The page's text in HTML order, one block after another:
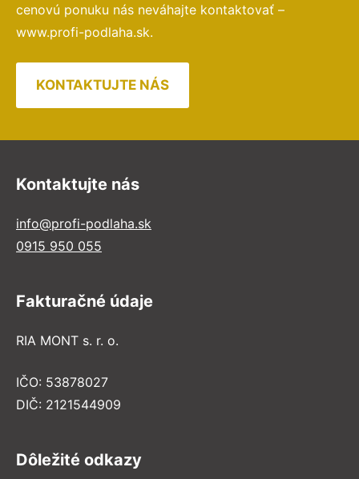
cenovú ponuku nás neváhajte kontaktovať –
www.profi-podlaha.sk.
KONTAKTUJTE NÁS
Kontaktujte nás
info@profi-podlaha.sk
0915 950 055
Fakturačné údaje
RIA MONT s. r. o.
IČO: 53878027
DIČ: 2121544909
Dôležité odkazy